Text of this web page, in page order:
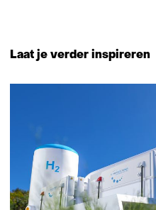
Laat je verder inspireren